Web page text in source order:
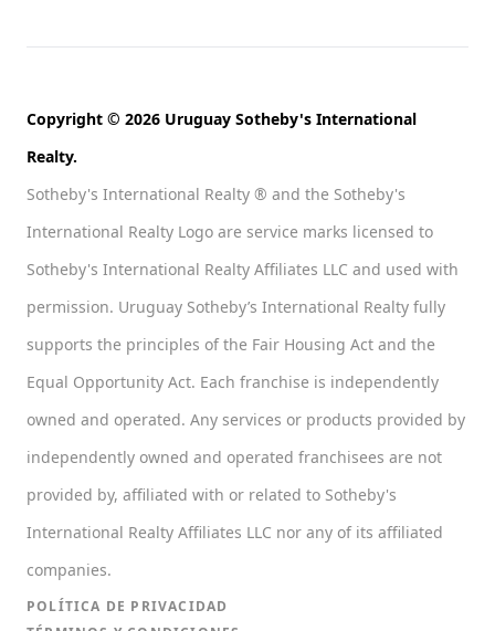
Copyright © 2026 Uruguay Sotheby's International
Realty.
Sotheby's International Realty ® and the Sotheby's
International Realty Logo are service marks licensed to
Sotheby's International Realty Affiliates LLC and used with
permission. Uruguay Sotheby’s International Realty fully
supports the principles of the Fair Housing Act and the
Equal Opportunity Act. Each franchise is independently
owned and operated. Any services or products provided by
independently owned and operated franchisees are not
provided by, affiliated with or related to Sotheby's
International Realty Affiliates LLC nor any of its affiliated
companies.
POLÍTICA DE PRIVACIDAD